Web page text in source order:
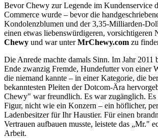
Bevor Chewy zur Legende im Kundenservice
Commerce wurde – bevor die
Kondolenzblumen und der 3,35-Milliarden-
einen etwas liebenswürdigeren, vorsichtigeren
Chewy und war unterMrChewy.com zu
Die Anrede machte damals Sinn. Im Jahr 2011
Ende zwanzig Fremde, Hundefutter von einer
die niemand kannte – in einer Kategorie, die
bekanntesten Pleiten der Dotcom-Ära
Chewy" war freundlich. Es war zugänglich.
Figur, nicht wie ein Konzern – ein höflicher,
Ladenbesitzer für Ihr Haustier. Für einen
Vertrauen aufbauen musste, leistete das „Mr."
Arbeit.